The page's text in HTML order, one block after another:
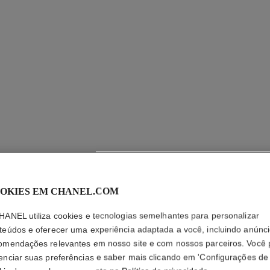
EM CHANEL.COM
utiliza cookies e tecnologias semelhantes para personalizar
e oferecer uma experiência adaptada a você, incluindo
relevantes em nosso site e com nossos parceiros. Você
suas preferências e saber mais clicando em 'Configurações de